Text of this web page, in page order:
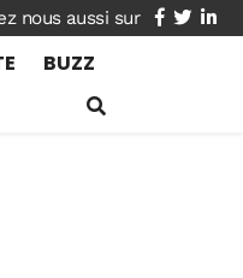
facebook
twitter
BUZZ